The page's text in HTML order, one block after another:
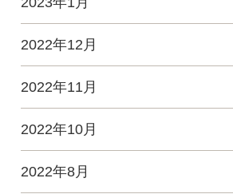
2022年12月
2022年11月
2022年10月
2022年8月